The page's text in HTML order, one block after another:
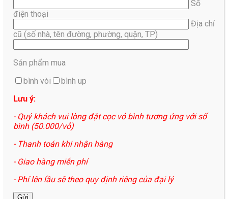
Số
điện thoại
Địa chỉ
cũ (số nhà, tên đường, phường, quận, TP)
Sản phẩm mua
bình vòi
bình up
Lưu ý:
- Quý khách vui lòng đặt cọc vỏ bình tương ứng với số
bình (50.000/vỏ)
- Thanh toán khi nhận hàng
- Giao hàng miễn phí
- Phí lên lầu sẽ theo quy định riêng của đại lý